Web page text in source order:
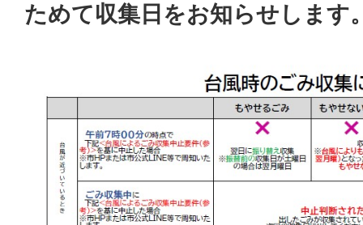
ためて収集日をお知らせします